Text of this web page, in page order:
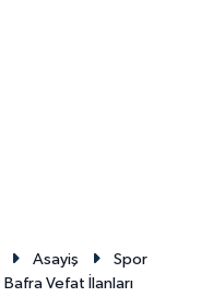
Asayiş
Spor
Bafra Vefat İlanları